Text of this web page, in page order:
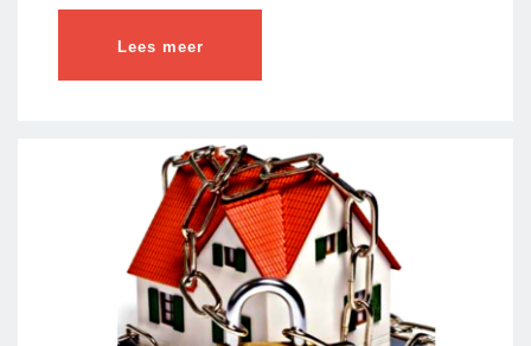
Lees meer